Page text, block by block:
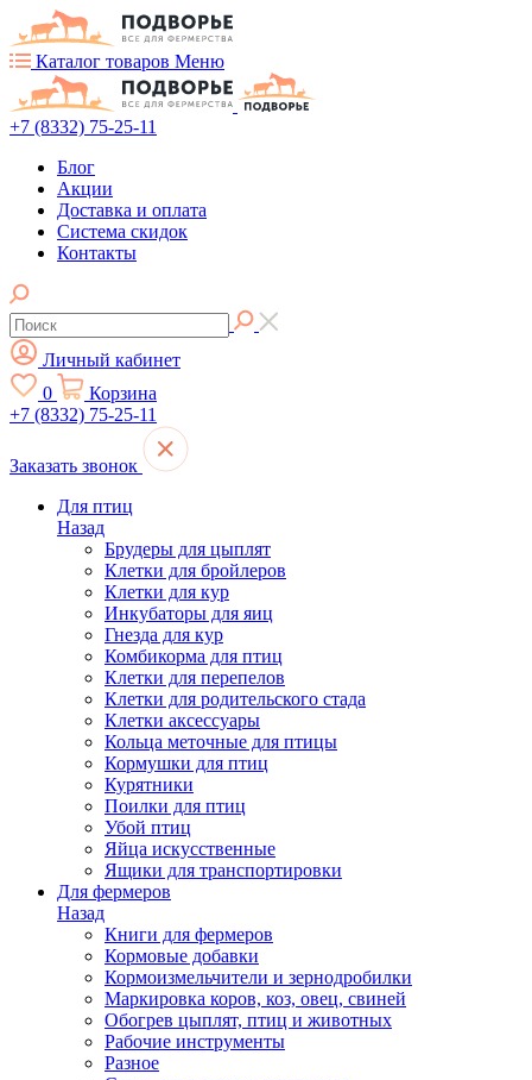
Каталог товаров Меню
+7 (8332) 75-25-11
Блог
Акции
Доставка и оплата
Система скидок
Контакты
Личный кабинет
0
Корзина
+7 (8332) 75-25-11
Заказать звонок
Для птиц
Назад
Брудеры для цыплят
Клетки для бройлеров
Клетки для кур
Инкубаторы для яиц
Гнезда для кур
Комбикорма для птиц
Клетки для перепелов
Клетки для родительского стада
Клетки аксессуары
Кольца меточные для птицы
Кормушки для птиц
Курятники
Поилки для птиц
Убой птиц
Яйца искусственные
Ящики для транспортировки
Для фермеров
Назад
Книги для фермеров
Кормовые добавки
Кормоизмельчители и зернодробилки
Маркировка коров, коз, овец, свиней
Обогрев цыплят, птиц и животных
Рабочие инструменты
Разное